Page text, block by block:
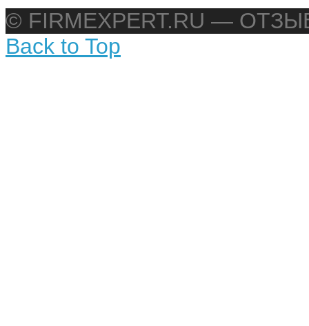
© FIRMEXPERT.RU —
Back to Top